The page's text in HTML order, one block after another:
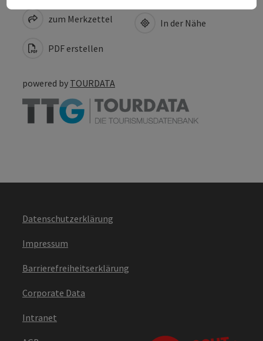
zum Merkzettel
PDF erstellen
In der Nähe
powered by TOURDATA
Datenschutzerklärung
Impressum
Barrierefreiheitserklärung
Corporate Data
Intranet